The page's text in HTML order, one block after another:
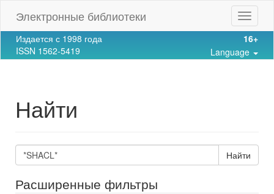
Navigation
Main
Content
Sidebar
Toggle
Электронные библиотеки
Издается с 1998 года
ISSN 1562-5419
16+
Language
Найти
Поиск
статей
Расширенные фильтры